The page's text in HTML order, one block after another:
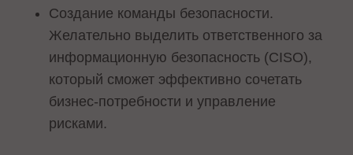
Создание команды безопасности.
Желательно выделить ответственного за
информационную безопасность (CISO),
который сможет эффективно сочетать
бизнес-потребности и управление
рисками.